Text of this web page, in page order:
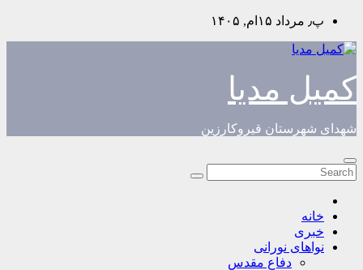
Skip
content
پ٫ مرداد ۱۵ام, ۱۴۰۵
کمیل مدیا
شهدای شهرستان قیروکارزین
خانه
خبری
نواهای نورانی
دفاع مقدس